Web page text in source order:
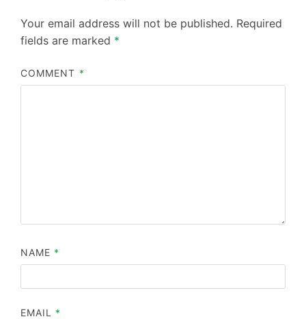
Your email address will not be published. Required
fields are marked *
COMMENT *
NAME *
EMAIL *